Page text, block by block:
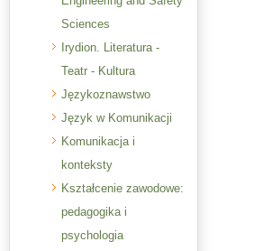
Sciences
Irydion. Literatura -
Teatr - Kultura
Językoznawstwo
Język w Komunikacji
Komunikacja i
konteksty
Kształcenie zawodowe:
pedagogika i
psychologia